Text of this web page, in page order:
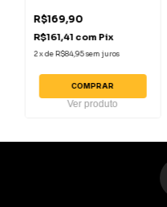
R$169,90
R$161,41 com Pix
2xdeR$84,95sem juros
COMPRAR
Ver produto